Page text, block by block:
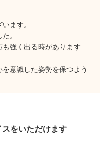
ます。
。
強く出る時があります
意識した姿勢を保つよう
をいただけます